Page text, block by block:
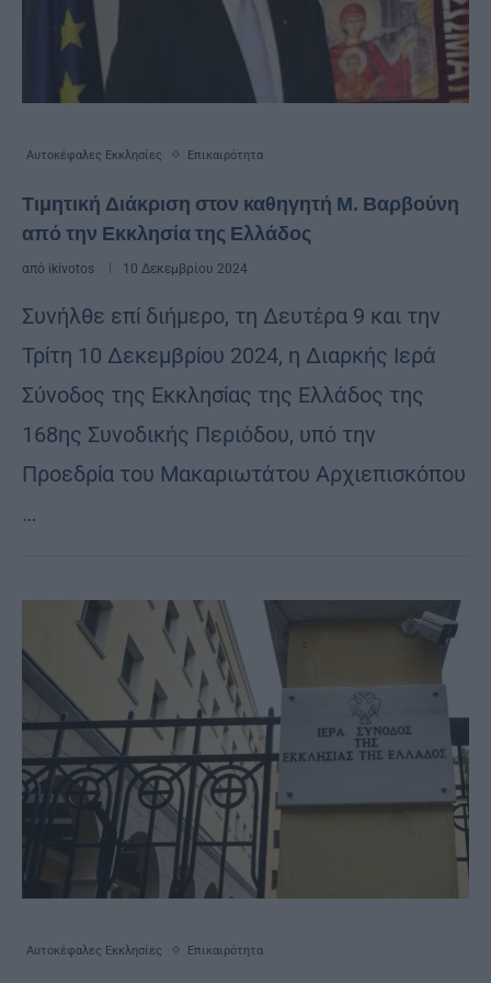
Αυτοκέφαλες Εκκλησίες Επικαιρότητα
Τιμητική Διάκριση στον καθηγητή Μ. Βαρβούνη
από την Εκκλησία της Ελλάδος
από ikivotos 10 Δεκεμβρίου 2024
Συνήλθε επί διήμερο, τη Δευτέρα 9 και την
Τρίτη 10 Δεκεμβρίου 2024, η Διαρκής Ιερά
Σύνοδος της Εκκλησίας της Ελλάδος της
168ης Συνοδικής Περιόδου, υπό την
Προεδρία του Μακαριωτάτου Αρχιεπισκόπου
…
Αυτοκέφαλες Εκκλησίες Επικαιρότητα